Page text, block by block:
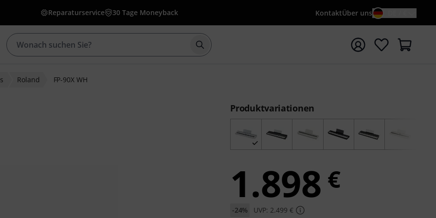
Reparaturservice 30 Tage Moneyback KontaktÜber uns
Suche mit Suchwort {searchTerm} starten
Roland FP-90X WH
Produktvariationen
1.898 €
-24% UVP: 2.499 €